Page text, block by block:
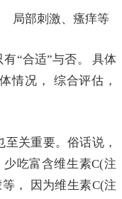
局部刺激、瘙痒等
“合适”与否。 具体
情况， 综合评估，
关重要。俗话说，
吃富含维生素C(注
， 因为维生素C(注